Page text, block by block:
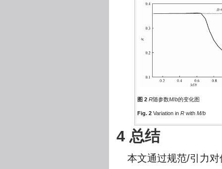
图 2 R随参数M/b的变化图
Fig. 2 Variation in R with M/b
4 总结
本文通过规范/引力